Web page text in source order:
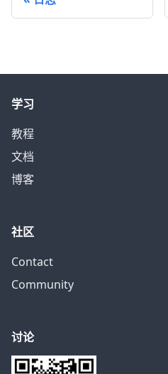
学习
教程
文档
博客
社区
Contact
Community
讨论